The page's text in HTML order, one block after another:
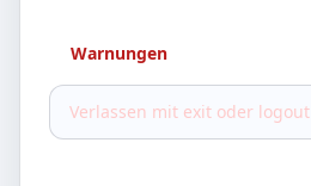
Warnungen
Verlassen mit exit oder logout